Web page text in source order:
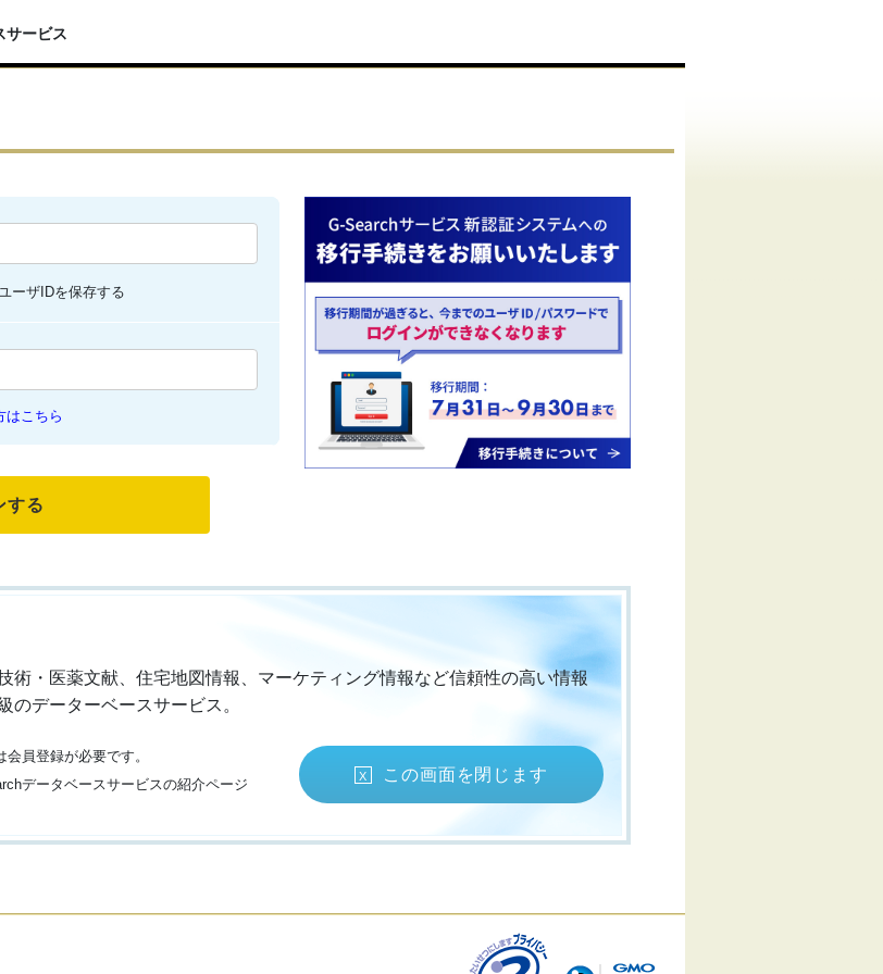
サービス
ユーザIDを保存する
はこちら
術・医薬文献、住宅地図情報、マーケティング情報など信頼性の高い情報
のデーターベースサービス。
員登録が必要です。
データベースサービスの紹介ページ
この画面を閉じます